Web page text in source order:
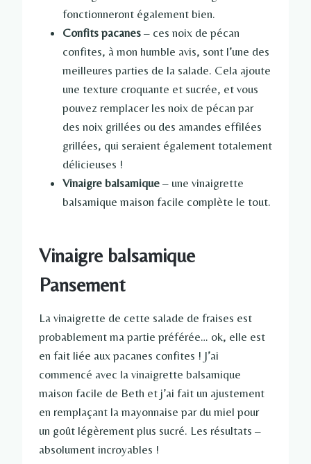
fonctionneront également bien.
Confits pacanes – ces noix de pécan
confites, à mon humble avis, sont l’une des
meilleures parties de la salade. Cela ajoute
une texture croquante et sucrée, et vous
pouvez remplacer les noix de pécan par
des noix grillées ou des amandes effilées
grillées, qui seraient également totalement
délicieuses !
Vinaigre balsamique – une vinaigrette
balsamique maison facile complète le tout.
Vinaigre balsamique
Pansement
La vinaigrette de cette salade de fraises est
probablement ma partie préférée… ok, elle est
en fait liée aux pacanes confites ! J’ai
commencé avec la vinaigrette balsamique
maison facile de Beth et j’ai fait un ajustement
en remplaçant la mayonnaise par du miel pour
un goût légèrement plus sucré. Les résultats –
absolument incroyables !